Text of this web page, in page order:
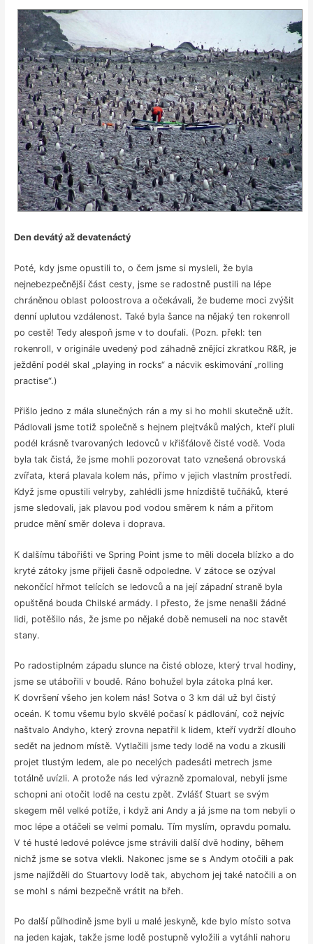
Den devátý až devatenáctý
Poté, kdy jsme opustili to, o čem jsme si mysleli, že byla
nejnebezpečnější část cesty, jsme se radostně pustili na lépe
chráněnou oblast poloostrova a očekávali, že budeme moci zvýšit
denní uplutou vzdálenost. Také byla šance na nějaký ten rokenroll
po cestě! Tedy alespoň jsme v to doufali. (Pozn. překl: ten
rokenroll, v originále uvedený pod záhadně znějící zkratkou R&R, je
ježdění podél skal „playing in rocks“ a nácvik eskimování „rolling
practise“.)
Přišlo jedno z mála slunečných rán a my si ho mohli skutečně užít.
Pádlovali jsme totiž společně s hejnem plejtváků malých, kteří pluli
podél krásně tvarovaných ledovců v křišťálově čisté vodě. Voda
byla tak čistá, že jsme mohli pozorovat tato vznešená obrovská
zvířata, která plavala kolem nás, přímo v jejich vlastním prostředí.
Když jsme opustili velryby, zahlédli jsme hnízdiště tučňáků, které
jsme sledovali, jak plavou pod vodou směrem k nám a přitom
prudce mění směr doleva i doprava.
K dalšímu tábořišti ve Spring Point jsme to měli docela blízko a do
kryté zátoky jsme přijeli časně odpoledne. V zátoce se ozýval
nekončící hřmot telících se ledovců a na její západní straně byla
opuštěná bouda Chilské armády. I přesto, že jsme nenašli žádné
lidi, potěšilo nás, že jsme po nějaké době nemuseli na noc stavět
stany.
Po radostiplném západu slunce na čisté obloze, který trval hodiny,
jsme se utábořili v boudě. Ráno bohužel byla zátoka plná ker.
K dovršení všeho jen kolem nás! Sotva o 3 km dál už byl čistý
oceán. K tomu všemu bylo skvělé počasí k pádlování, což nejvíc
naštvalo Andyho, který zrovna nepatřil k lidem, kteří vydrží dlouho
sedět na jednom místě. Vytlačili jsme tedy lodě na vodu a zkusili
projet tlustým ledem, ale po necelých padesáti metrech jsme
totálně uvízli. A protože nás led výrazně zpomaloval, nebyli jsme
schopni ani otočit lodě na cestu zpět. Zvlášť Stuart se svým
skegem měl velké potíže, i když ani Andy a já jsme na tom nebyli o
moc lépe a otáčeli se velmi pomalu. Tím myslím, opravdu pomalu.
V té husté ledové polévce jsme strávili další dvě hodiny, během
nichž jsme se sotva vlekli. Nakonec jsme se s Andym otočili a pak
jsme najížděli do Stuartovy lodě tak, abychom jej také natočili a on
se mohl s námi bezpečně vrátit na břeh.
Po další půlhodině jsme byli u malé jeskyně, kde bylo místo sotva
na jeden kajak, takže jsme lodě postupně vyložili a vytáhli nahoru